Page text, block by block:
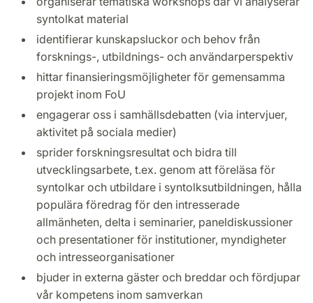
syntolkat material
identifierar kunskapsluckor och behov från
forsknings-, utbildnings- och användarperspektiv
hittar finansieringsmöjligheter för gemensamma
projekt inom FoU
engagerar oss i samhällsdebatten (via intervjuer,
aktivitet på sociala medier)
sprider forskningsresultat och bidra till
utvecklingsarbete, t.ex. genom att föreläsa för
syntolkar och utbildare i syntolksutbildningen, hålla
populära föredrag för den intresserade
allmänheten, delta i seminarier, paneldiskussioner
och presentationer för institutioner, myndigheter
och intresseorganisationer
bjuder in externa gäster och breddar och fördjupar
vår kompetens inom samverkan